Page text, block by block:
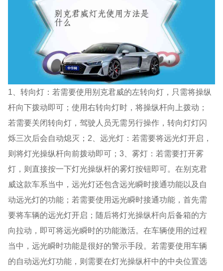
1、转向灯：若需要使用别克君威的左转向灯，只需将操纵
杆向下拨动即可；使用右转向灯时，将操纵杆向上拨动；
若需要关闭转向灯，驾驶人员无需另行操作，转向灯灯闪
烁三次后会自动熄灭；2、远光灯：若需要将远光灯开启，
则将灯光操纵杆向前拨动即可；3、雾灯：若需要打开雾
灯，则直接按一下灯光操纵杆的雾灯按钮即可。在别克君
威这款车系当中，远光灯还包含远光瞬时接通功能以及自
动远光灯的功能；若需要使用远光瞬时接通功能，首先需
要将车辆的远光灯开启；随后将灯光操纵杆向后备箱的方
向拉动，即可将远光瞬时的功能激活。在车辆使用的过程
当中，远光瞬时功能是很好的警示手段。若需要使用车辆
的自动远光灯功能，则需要在灯光操纵杆中的中央位置选